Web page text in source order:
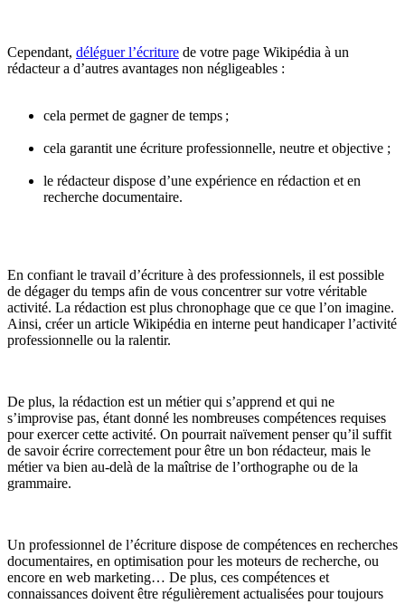
Cependant, déléguer l’écriture de votre page Wikipédia à un
rédacteur a d’autres avantages non négligeables :
cela permet de gagner de temps ;
cela garantit une écriture professionnelle, neutre et objective ;
le rédacteur dispose d’une expérience en rédaction et en
recherche documentaire.
En confiant le travail d’écriture à des professionnels, il est possible
de dégager du temps afin de vous concentrer sur votre véritable
activité. La rédaction est plus chronophage que ce que l’on imagine.
Ainsi, créer un article Wikipédia en interne peut handicaper l’activité
professionnelle ou la ralentir.
De plus, la rédaction est un métier qui s’apprend et qui ne
s’improvise pas, étant donné les nombreuses compétences requises
pour exercer cette activité. On pourrait naïvement penser qu’il suffit
de savoir écrire correctement pour être un bon rédacteur, mais le
métier va bien au-delà de la maîtrise de l’orthographe ou de la
grammaire.
Un professionnel de l’écriture dispose de compétences en recherches
documentaires, en optimisation pour les moteurs de recherche, ou
encore en web marketing… De plus, ces compétences et
connaissances doivent être régulièrement actualisées pour toujours